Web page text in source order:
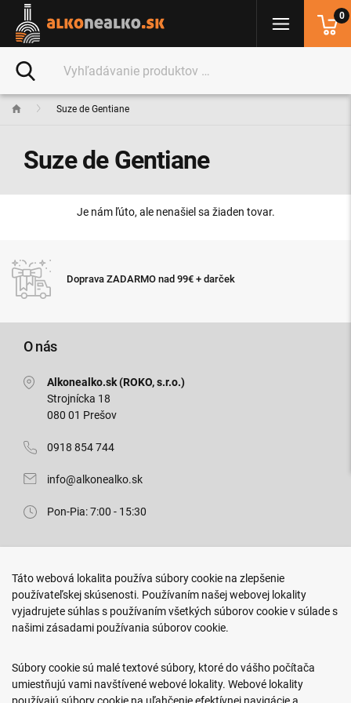
Suze de Gentiane
Suze de Gentiane
Je nám ľúto, ale nenašiel sa žiaden tovar.
Doprava ZADARMO nad 99€ + darček
O nás
Alkonealko.sk (ROKO, s.r.o.)
Strojnícka 18
080 01 Prešov
0918 854 744
info@alkonealko.sk
Pon-Pia: 7:00 - 15:30
Arm. gen. Svobodu 23/A
080 01 Prešov
0917 466 578
sekcovpredajna@doroka.sk
Pon-Ned: 9:00 - 20:00
0
Táto webová lokalita používa súbory cookie na zlepšenie
používateľskej skúsenosti. Používaním našej webovej lokality
vyjadrujete súhlas s používaním všetkých súborov cookie v súlade s
našimi zásadami používania súborov cookie.
Súbory cookie sú malé textové súbory, ktoré do vášho počítača
umiestňujú vami navštívené webové lokality. Webové lokality
používajú súbory cookie na uľahčenie efektívnej navigácie a